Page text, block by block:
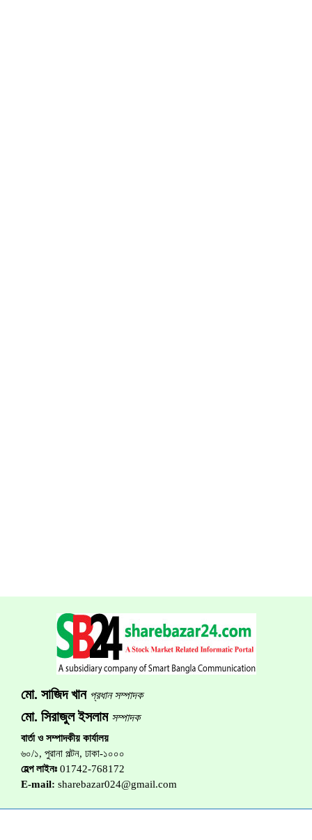
মো. সাজিদ খান প্রধান সম্পাদক
মো. সিরাজুল ইসলাম সম্পাদক
বার্তা ও সম্পাদকীয় কার্যালয়
৬০/১, পুরানা পল্টন, ঢাকা-১০০০
হেল্প লাইনঃ 01742-768172
E-mail: sharebazar024@gmail.com